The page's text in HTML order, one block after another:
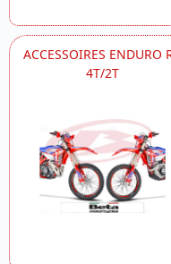
ACCESSOIRES ENDURO
4T/2T